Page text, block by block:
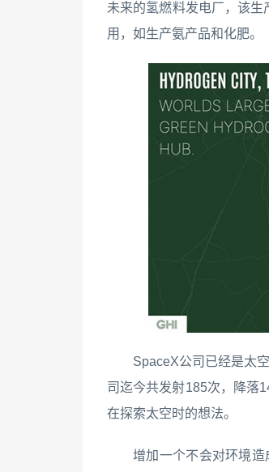
未来的氢燃料发电厂，该
用，如生产氨产品和化肥。
SpaceX公司已经是太
司迄今共发射185次，降落
在探索太空时的想法。
增加一个不会对环境